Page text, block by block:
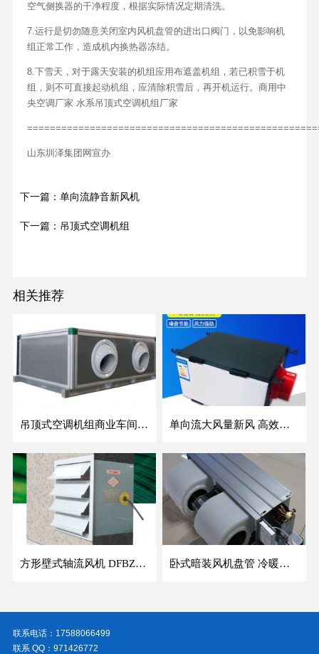
空气侧换器的干净程度，根据实际情况定期清洗。
7.运行是切勿随意关闭室内风机盘管的进出口阀门，以免影响机
组正常工作，造成机内换热器冻结。
8.下雪天，对于露天安装的机组应用布遮盖机组，若已积雪于机
组，则不可直接起动机组，应清除积雪后，再开机运行。商用中
央空调厂家 水系吊顶式空调机组厂家
山东圳泽集团网宣办
下一篇：单向流静音新风机
下一篇：吊顶式空调机组
相关推荐
吊顶式空调机组商业车间防爆新风空调器射流冷暖机组 单向流大风量新风 高效除霾全热交换新风机空气净化
方形壁式轴流风机 DFBZ低噪防爆工业XBDZ静音220V/380V壁式边墙风机 卧式暗装风机盘管 冷暖两用盘管系列 明装风盘空调器
联系电话：17588066499
联系 QQ：971426772